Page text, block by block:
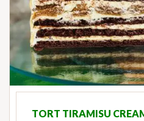
TORT TIRAMISU